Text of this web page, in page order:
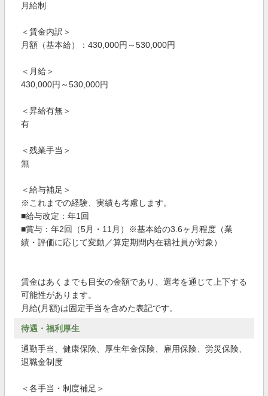
月給制
＜賃金内訳＞
月額（基本給）：430,000円～530,000円
＜月給＞
430,000円～530,000円
＜昇給有無＞
有
＜残業手当＞
無
＜給与補足＞
※これまでの経験、実績も考慮します。
■給与改定：年1回
■賞与：年2回（5月・11月）※基本給の3.6ヶ月程度（業
績・評価に応じて変動／算定期間内在籍社員が対象）
賃金はあくまでも目安の金額であり、選考を通じて上下する
可能性があります。
月給(月額)は固定手当を含めた表記です。
待遇・福利厚生
通勤手当、健康保険、厚生年金保険、雇用保険、労災保険、
退職金制度
＜各手当・制度補足＞